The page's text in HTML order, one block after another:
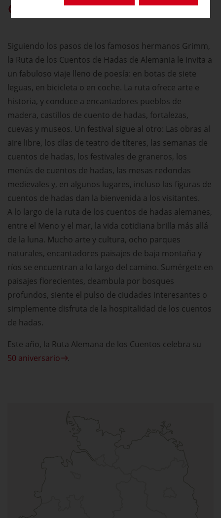
Dar prioridad a «germany.travel» en Google
Siguiendo los pasos de los famosos hermanos Grimm,
la Ruta de los Cuentos de Hadas de Alemania le invita a
un fabuloso viaje lleno de poesía: en botas de siete
leguas, en bicicleta o en coche. La ruta ofrece arte e
historia, y conduce a encantadores pueblos de
madera, castillos de cuento de hadas, fortalezas,
cuevas y museos. Un festival sigue al otro: Las obras al
aire libre, los días de teatro de títeres, las semanas de
cuentos de hadas, los festivales de graneros, los
menús de cuentos de hadas, las mesas redondas
medievales y, en algunos lugares, incluso las figuras de
cuentos de hadas dan la bienvenida a los visitantes.
A lo largo de la ruta de los cuentos de hadas alemanes,
entre el Meno y el mar, la vida cotidiana brilla más allá
de la luna. Mucho arte y cultura, ocho parques
naturales, encantadores paisajes de baja montaña y
ríos se encuentran a lo largo del camino. Sumérgete en
paisajes florecientes, deambula por bosques
profundos, siente el pulso de ciudades interesantes o
simplemente disfruta de la hospitalidad de los cuentos
de hadas.
Este año, la Ruta Alemana de los Cuentos celebra su
50 aniversario
.